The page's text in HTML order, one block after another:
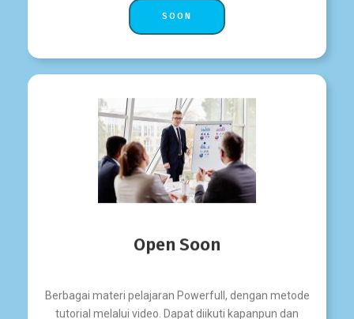
SOON
Open Soon
Berbagai materi pelajaran Powerfull, dengan metode
tutorial melalui video. Dapat diikuti kapanpun dan